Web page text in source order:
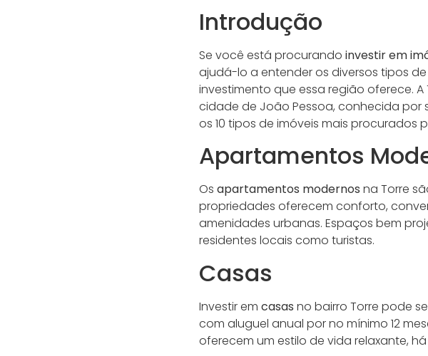
Introdução
Se você está procurando investir em
ajudá-lo a entender os diversos tipos
investimento que essa região oferece.
cidade de João Pessoa, conhecida por
os 10 tipos de imóveis mais procurados
Apartamentos
Os apartamentos modernos na Torre
propriedades oferecem conforto,
amenidades urbanas. Espaços bem
residentes locais como turistas.
Casas
Investir em casas no bairro Torre pode
com aluguel anual por no mínimo 12
oferecem um estilo de vida relaxante,